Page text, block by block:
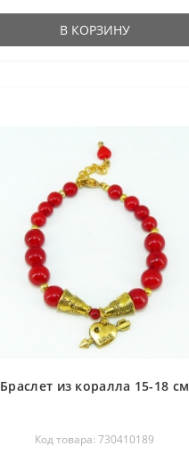
В КОРЗИНУ
Браслет из коралла 15-18 см
Код товара: 730410189